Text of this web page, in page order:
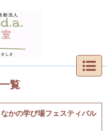
覧
なかの学び場フェスティバル